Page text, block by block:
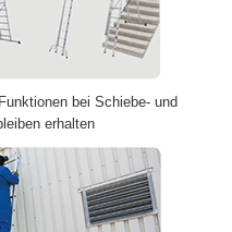
bei Schiebe- und
erhalten